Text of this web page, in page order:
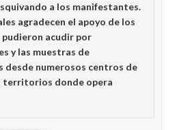
a los manifestantes.
agradecen el apoyo de los
acudir por
y las muestras de
desde numerosos centros de
territorios donde opera